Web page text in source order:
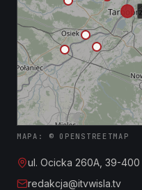
MAPA: © OPENSTREETMAP
ul. Ocicka 260A, 39-
redakcja@itvwisla.tv